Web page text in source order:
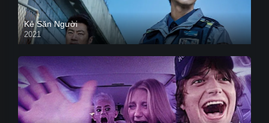
Kẻ Săn Người
2021